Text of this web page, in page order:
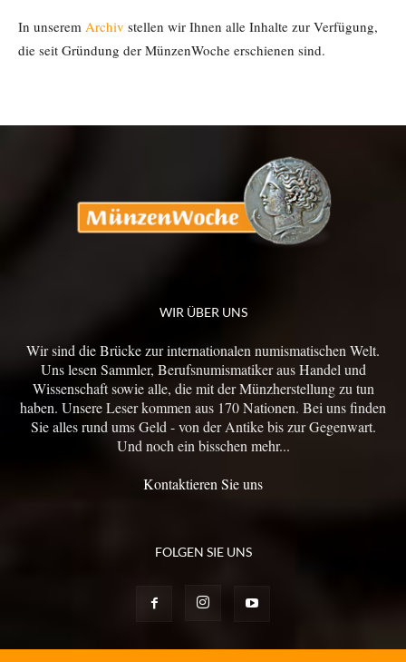
In unserem Archiv stellen wir Ihnen alle Inhalte zur Verfügung,
die seit Gründung der MünzenWoche erschienen sind.
WIR ÜBER UNS
Wir sind die Brücke zur internationalen numismatischen Welt.
Uns lesen Sammler, Berufsnumismatiker aus Handel und
Wissenschaft sowie alle, die mit der Münzherstellung zu tun
haben. Unsere Leser kommen aus 170 Nationen. Bei uns finden
Sie alles rund ums Geld - von der Antike bis zur Gegenwart.
Und noch ein bisschen mehr...
Kontaktieren Sie uns
FOLGEN SIE UNS